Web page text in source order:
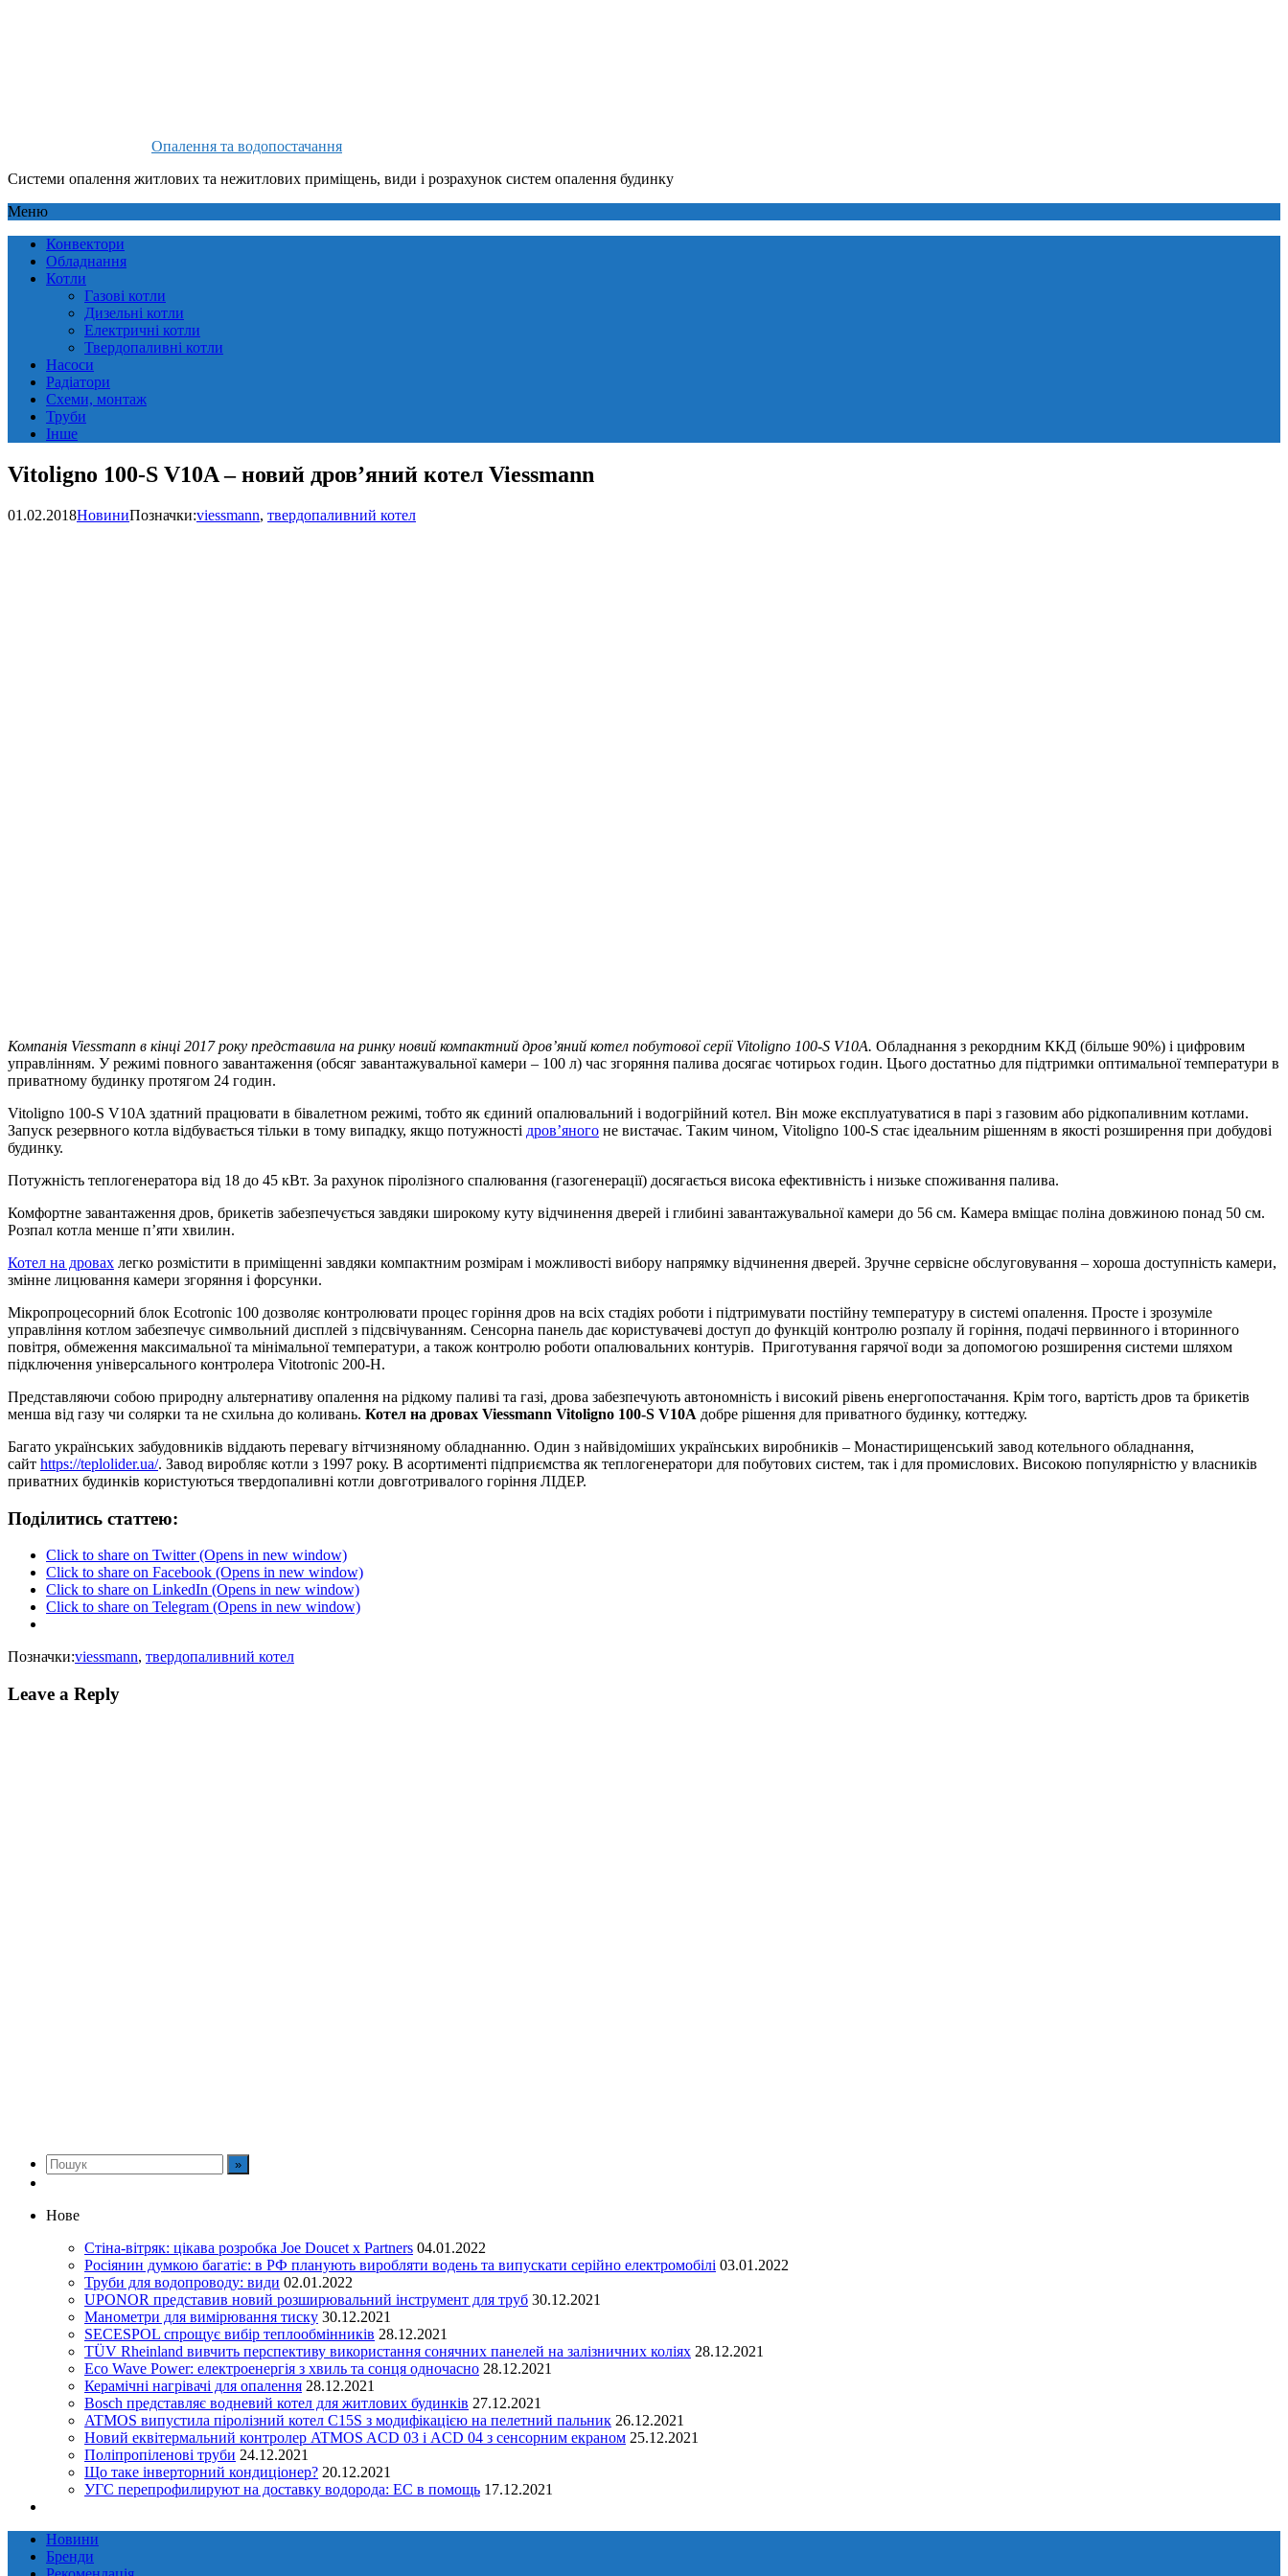
Опалення та водопостачання
Системи опалення житлових та нежитлових приміщень, види і розрахунок систем опалення будинку
Меню
Конвектори
Обладнання
Котли
Газові котли
Дизельні котли
Електричні котли
Твердопаливні котли
Насоси
Радіатори
Схеми, монтаж
Труби
Інше
Vitoligno 100-S V10A – новий дров’яний котел Viessmann
01.02.2018НовиниПозначки:viessmann, твердопаливний котел
Компанія Viessmann в кінці 2017 року представила на ринку новий компактний дров’яний котел побутової серії Vitoligno 100-S V10A. Обладнання з рекордним ККД (більше 90%) і цифровим
управлінням. У режимі повного завантаження (обсяг завантажувальної камери – 100 л) час згоряння палива досягає чотирьох годин. Цього достатньо для підтримки оптимальної температури в
приватному будинку протягом 24 годин.
Vitoligno 100-S V10A здатний працювати в бівалетном режимі, тобто як єдиний опалювальний і водогрійний котел. Він може експлуатуватися в парі з газовим або рідкопаливним котлами.
Запуск резервного котла відбувається тільки в тому випадку, якщо потужності дров’яного не вистачає. Таким чином, Vitoligno 100-S стає ідеальним рішенням в якості розширення при добудові
будинку.
Потужність теплогенератора від 18 до 45 кВт. За рахунок піролізного спалювання (газогенерації) досягається висока ефективність і низьке споживання палива.
Комфортне завантаження дров, брикетів забезпечується завдяки широкому куту відчинення дверей і глибині завантажувальної камери до 56 см. Камера вміщає поліна довжиною понад 50 см.
Розпал котла менше п’яти хвилин.
Котел на дровах легко розмістити в приміщенні завдяки компактним розмірам і можливості вибору напрямку відчинення дверей. Зручне сервісне обслуговування – хороша доступність камери,
змінне лицювання камери згоряння і форсунки.
Мікропроцесорний блок Ecotronic 100 дозволяє контролювати процес горіння дров на всіх стадіях роботи і підтримувати постійну температуру в системі опалення. Просте і зрозуміле
управління котлом забезпечує символьний дисплей з підсвічуванням. Сенсорна панель дає користувачеві доступ до функцій контролю розпалу й горіння, подачі первинного і вторинного
повітря, обмеження максимальної та мінімальної температури, а також контролю роботи опалювальних контурів. Приготування гарячої води за допомогою розширення системи шляхом
підключення універсального контролера Vitotronic 200-H.
Представляючи собою природну альтернативу опалення на рідкому паливі та газі, дрова забезпечують автономність і високий рівень енергопостачання. Крім того, вартість дров та брикетів
менша від газу чи солярки та не схильна до коливань. Котел на дровах Viessmann Vitoligno 100-S V10A добре рішення для приватного будинку, коттеджу.
Багато українських забудовників віддають перевагу вітчизняному обладнанню. Один з найвідоміших українських виробників – Монастирищенський завод котельного обладнання,
сайт https://teplolider.ua/. Завод виробляє котли з 1997 року. В асортименті підприємства як теплогенератори для побутових систем, так і для промислових. Високою популярністю у власників
приватних будинків користуються твердопаливні котли довготривалого горіння ЛІДЕР.
Поділитись статтею:
Click to share on Twitter (Opens in new window)
Click to share on Facebook (Opens in new window)
Click to share on LinkedIn (Opens in new window)
Click to share on Telegram (Opens in new window)
Позначки:viessmann, твердопаливний котел
Leave a Reply
Нове
Стіна-вітряк: цікава розробка Joe Doucet x Partners 04.01.2022
Росіянин думкою багатіє: в РФ планують виробляти водень та випускати серійно електромобілі 03.01.2022
Труби для водопроводу: види 02.01.2022
UPONOR представив новий розширювальний інструмент для труб 30.12.2021
Манометри для вимірювання тиску 30.12.2021
SECESPOL спрощує вибір теплообмінників 28.12.2021
TÜV Rheinland вивчить перспективу використання сонячних панелей на залізничних коліях 28.12.2021
Eco Wave Power: електроенергія з хвиль та сонця одночасно 28.12.2021
Керамічні нагрівачі для опалення 28.12.2021
Bosch представляє водневий котел для житлових будинків 27.12.2021
ATMOS випустила піролізний котел C15S з модифікацією на пелетний пальник 26.12.2021
Новий еквітермальний контролер ATMOS ACD 03 і ACD 04 з сенсорним екраном 25.12.2021
Поліпропіленові труби 24.12.2021
Що таке інверторний кондиціонер? 20.12.2021
УГС перепрофилируют на доставку водорода: EC в помощь 17.12.2021
Новини
Бренди